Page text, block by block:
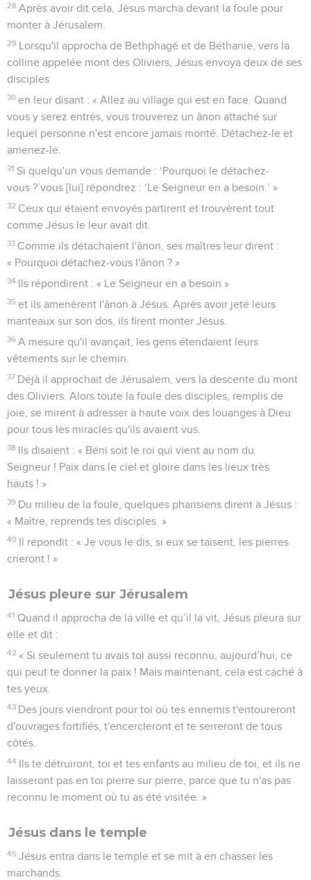
28 Après avoir dit cela, Jésus marcha devant la foule pour
monter à Jérusalem.
29 Lorsqu'il approcha de Bethphagé et de Béthanie, vers la
colline appelée mont des Oliviers, Jésus envoya deux de ses
disciples
30 en leur disant : « Allez au village qui est en face. Quand
vous y serez entrés, vous trouverez un ânon attaché sur
lequel personne n'est encore jamais monté. Détachez-le et
amenez-le.
31 Si quelqu'un vous demande : ‘Pourquoi le détachez-
vous ?’vous [lui] répondrez : ‘Le Seigneur en a besoin.’ »
32 Ceux qui étaient envoyés partirent et trouvèrent tout
comme Jésus le leur avait dit.
33 Comme ils détachaient l'ânon, ses maîtres leur dirent :
« Pourquoi détachez-vous l'ânon ? »
34 Ils répondirent : « Le Seigneur en a besoin »
35 et ils amenèrent l'ânon à Jésus. Après avoir jeté leurs
manteaux sur son dos, ils firent monter Jésus.
36 A mesure qu'il avançait, les gens étendaient leurs
vêtements sur le chemin.
37 Déjà il approchait de Jérusalem, vers la descente du mont
des Oliviers. Alors toute la foule des disciples, remplis de
joie, se mirent à adresser à haute voix des louanges à Dieu
pour tous les miracles qu'ils avaient vus.
38 Ils disaient : « Béni soit le roi qui vient au nom du
Seigneur ! Paix dans le ciel et gloire dans les lieux très
hauts ! »
39 Du milieu de la foule, quelques pharisiens dirent à Jésus :
« Maître, reprends tes disciples. »
40 Il répondit : « Je vous le dis, si eux se taisent, les pierres
crieront ! »
Jésus pleure sur Jérusalem
41 Quand il approcha de la ville et qu’il la vit, Jésus pleura sur
elle et dit :
42 « Si seulement tu avais toi aussi reconnu, aujourd’hui, ce
qui peut te donner la paix ! Mais maintenant, cela est caché à
tes yeux.
43 Des jours viendront pour toi où tes ennemis t'entoureront
d'ouvrages fortifiés, t'encercleront et te serreront de tous
côtés.
44 Ils te détruiront, toi et tes enfants au milieu de toi, et ils ne
laisseront pas en toi pierre sur pierre, parce que tu n'as pas
reconnu le moment où tu as été visitée. »
Jésus dans le temple
45 Jésus entra dans le temple et se mit à en chasser les
marchands.